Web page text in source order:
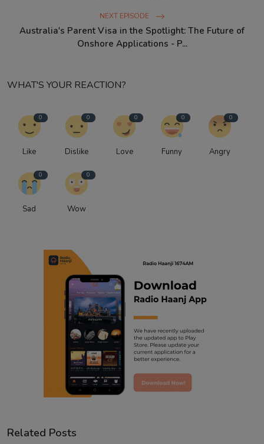
NEXT EPISODE
Australia's Parent Visa in the Spotlight: The Future of
Onshore Applications - P...
WHAT'S YOUR REACTION?
0
Like
0
Dislike
0
Love
0
Funny
0
Angry
0
Sad
0
Wow
Related Posts